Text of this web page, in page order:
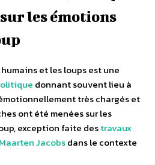
les émotions
et les loups est une
donnant souvent lieu à
très chargés et
ont été menées sur les
exception faite destravaux
Jacobsdans le contexte